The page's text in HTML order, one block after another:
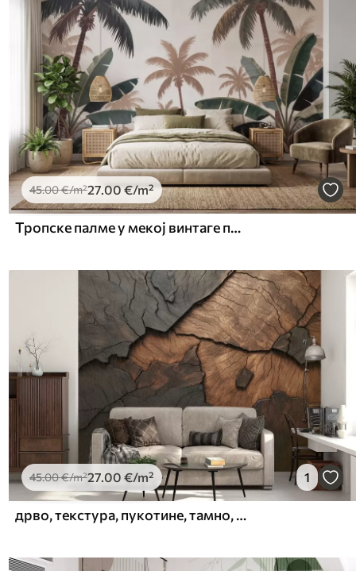
45.00€/m²27.00€/m²
Тропске палме у мекој винтаге палети са магловитом јутарњом атмосфером
45.00€/m²27.00 €/m² 1
дрво, текстура, пукотине, тамно, кора, површина